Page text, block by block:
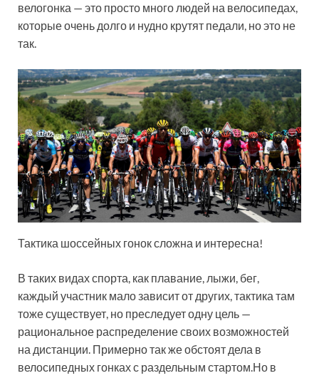
велогонка — это просто много людей на велосипедах,
которые очень долго и нудно крутят педали, но это не
так.
Тактика шоссейных гонок сложна и интересна!
В таких видах спорта, как плавание, лыжи, бег,
каждый участник мало зависит от других, тактика там
тоже существует, но преследует одну цель —
рациональное распределение своих возможностей
на дистанции. Примерно так же обстоят дела в
велосипедных гонках с раздельным стартом.Но в